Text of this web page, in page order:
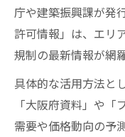
分析
行政情報を活
大阪府行政
軽減
不動産投
活用法
庁や建築振興課が発
許可情報」は、エリ
規制の最新情報が網
具体的な活用方法と
「大阪府資料」や
需要や価格動向の予